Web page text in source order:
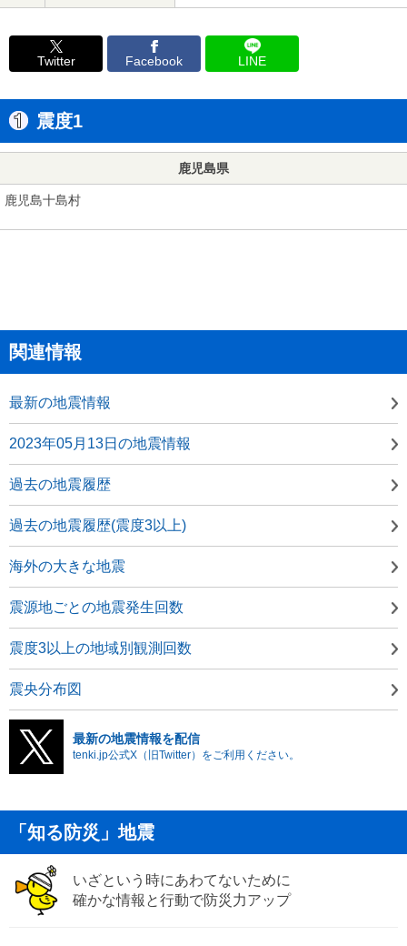
Twitter Facebook LINE
震度1
鹿児島県
鹿児島十島村
関連情報
最新の地震情報
2023年05月13日の地震情報
過去の地震履歴
過去の地震履歴(震度3以上)
海外の大きな地震
震源地ごとの地震発生回数
震度3以上の地域別観測回数
震央分布図
最新の地震情報を配信
tenki.jp公式X（旧Twitter）をご利用ください。
「知る防災」地震
いざという時にあわてないために
確かな情報と行動で防災力アップ